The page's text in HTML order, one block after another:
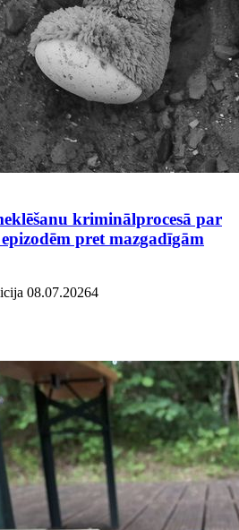
kriminālprocesā par
pret mazgadīgām
08.07.20264